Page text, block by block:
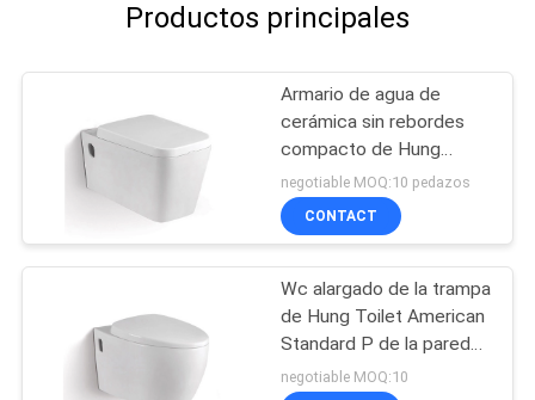
Productos principales
Armario de agua de
cerámica sin rebordes
compacto de Hung
Toilet With Soft Close
Seat de la pared
negotiable MOQ:10 pedazos
CONTACT
Wc alargado de la trampa
de Hung Toilet American
Standard P de la pared
del baldeo
negotiable MOQ:10